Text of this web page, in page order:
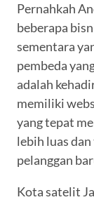
Pernahkah
beberapa
sementara
pembeda
adalah
memiliki
yang tepat
lebih luas
pelanggan
Kota satelit